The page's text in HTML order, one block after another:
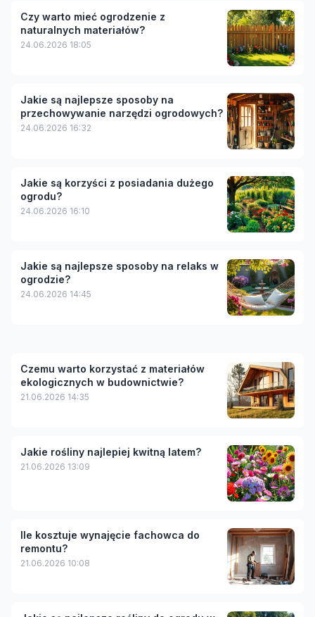
Czy warto mieć ogrodzenie z
naturalnych materiałów?
24.06.2026 18:05
Jakie są najlepsze sposoby na
przechowywanie narzędzi ogrodowych?
24.06.2026 16:32
Jakie są korzyści z posiadania dużego
ogrodu?
24.06.2026 16:10
Jakie są najlepsze sposoby na relaks w
ogrodzie?
24.06.2026 14:45
Czemu warto korzystać z materiałów
ekologicznych w budownictwie?
21.06.2026 14:35
Jakie rośliny najlepiej kwitną latem?
21.06.2026 13:09
Ile kosztuje wynajęcie fachowca do
remontu?
21.06.2026 10:08